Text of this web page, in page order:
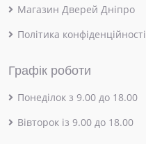
Магазин Дверей Дніпро
Політика конфіденційності
Графік роботи
Понеділок з 9.00 до 18.00
Вівторок із 9.00 до 18.00